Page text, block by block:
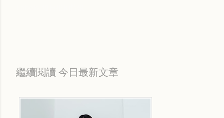
繼續閱讀 今日最新文章